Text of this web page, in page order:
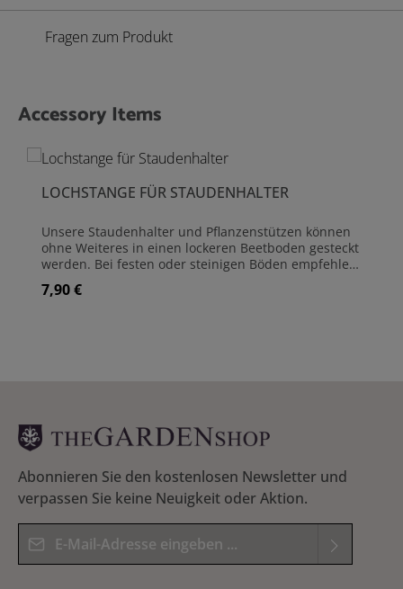
Fragen zum Produkt
Produktgalerie überspringen
Accessory Items
LOCHSTANGE FÜR STAUDENHALTER
Unsere Staudenhalter und Pflanzenstützen können
ohne Weiteres in einen lockeren Beetboden gesteckt
werden. Bei festen oder steinigen Böden empfehlen
vorzubereiten. Sie ist aus 8 mm starkem Stahl
Regulärer Preis:
7,90 €
Abonnieren Sie den kostenlosen Newsletter und
verpassen Sie keine Neuigkeit oder Aktion.
E-Mail-Adresse*